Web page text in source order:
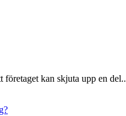
kan skjuta upp en